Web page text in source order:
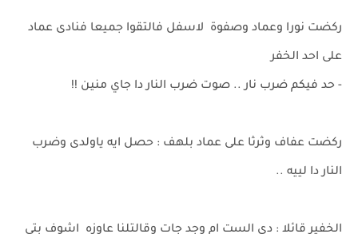
ركضت نورا وعماد وصفوة لاسفل فالتقوا جميعا فنادى عماد
على احد الخفر
- حد فيكم ضرب نار .. صوت ضرب النار دا جاي منين !!
ركضت عفاف وثرثا على عماد بلهف : حصل ايه ياولدى وضرب
النار دا لييه ..
الخفير قائلا : دي الست ام وجد جات وقالتلنا عاوزه اشوف بتى